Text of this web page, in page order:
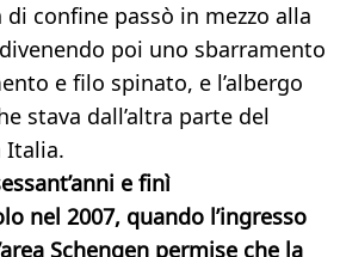
di confine passò in mezzo alla
poi uno sbarramento
e filo spinato, e l’albergo
stava dall’altra parte del
Italia.
e finì
nel 2007, quando l’ingresso
Schengen permise che la